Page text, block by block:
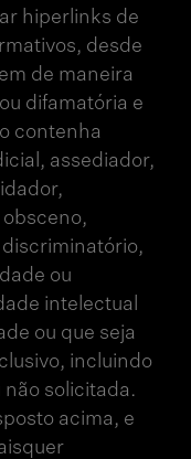
hiperlinks de
desde
de maneira
difamatória e
contenha
assediador,
ou
intelectual
ou que seja
incluindo
solicitada.
acima, e